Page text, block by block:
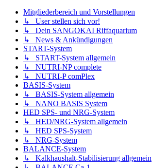
Mitgliederbereich und Vorstellungen
↳ User stellen sich vor!
↳ Dein SANGOKAI Riffaquarium
↳ News & Ankündigungen
START-System
↳ START-System allgemein
↳ NUTRI-NP complete
↳ NUTRI-P comPlex
BASIS-System
↳ BASIS-System allgemein
↳ NANO BASIS System
HED SPS- und NRG-System
↳ HED/NRG-System allgemein
↳ HED SPS-System
↳ NRG-System
BALANCE-System
↳ Kalkhaushalt-Stabilisierung allgemein